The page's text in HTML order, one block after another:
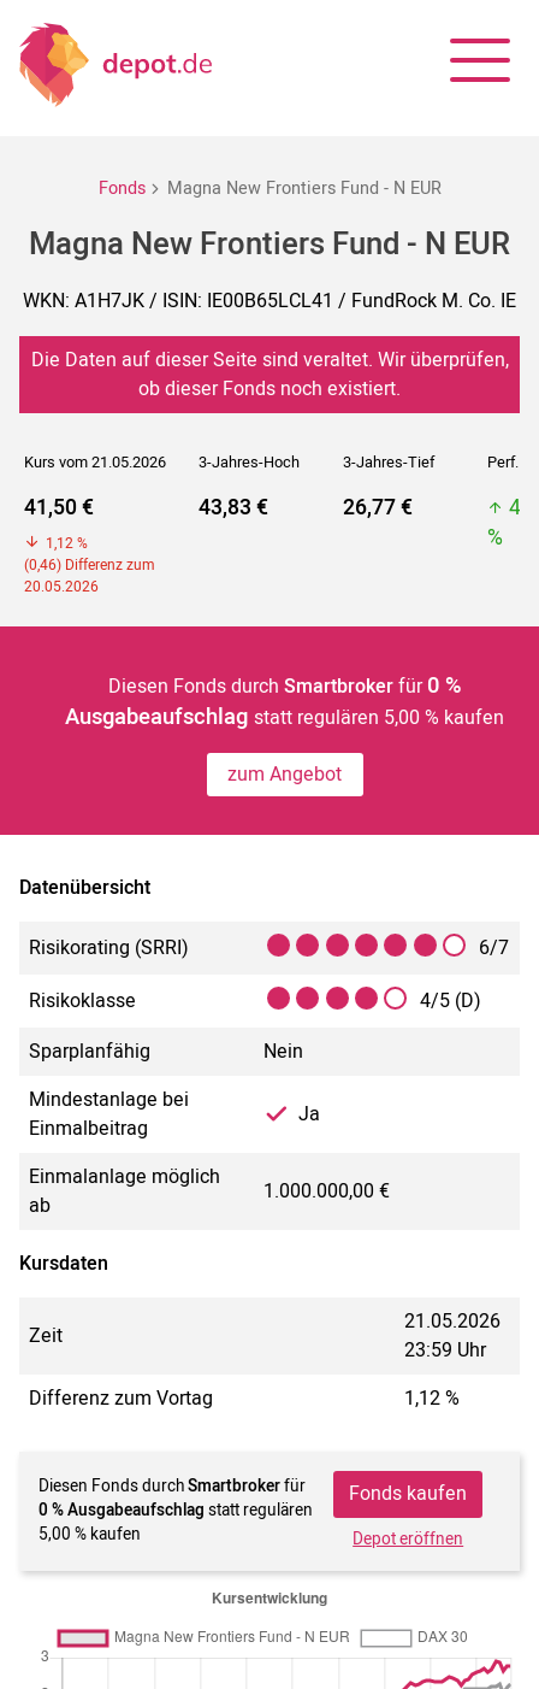
Fonds Magna New Frontiers Fund - N EUR
Magna New Frontiers Fund - N EUR
WKN: A1H7JK / ISIN: IE00B65LCL41 / FundRock M. Co. IE
Die Daten auf dieser Seite sind veraltet. Wir überprüfen,
ob dieser Fonds noch existiert.
Kurs vom 21.05.2026 3-Jahres-Hoch 3-Jahres-Tief Perf. 5J
41,50 €
1,12 %
(0,46) Differenz zum
20.05.2026
43,83 € 26,77 €
%
Diesen Fonds durch Smartbrokerfür 0 %
Ausgabeaufschlagstatt regulären 5,00 % kaufen
zum Angebot
Datenübersicht
Risikorating (SRRI)
6/7
Risikoklasse
4/5 (D)
Sparplanfähig
Nein
Mindestanlage bei
Einmalbeitrag
Ja
Einmalanlage möglich
ab
1.000.000,00 €
Kursdaten
Zeit
21.05.2026
23:59 Uhr
Differenz zum Vortag
1,12 %
Diesen Fonds durchSmartbrokerfür
0 % Ausgabeaufschlag statt regulären
5,00 % kaufen
Fonds kaufen
Depot eröffnen